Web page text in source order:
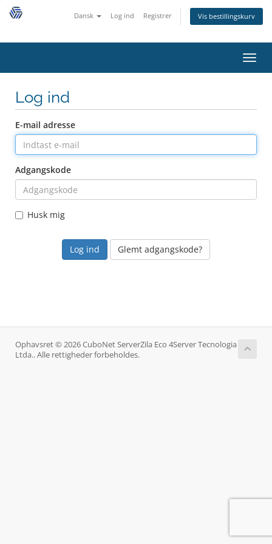
Dansk Log ind Registrer Vis bestillingskurv
Skift
Log ind
E-mail adresse
Adgangskode
Husk mig
Glemt adgangskode?
Ophavsret © 2026 CuboNet ServerZila Eco 4Server Tecnologia
Ltda.. Alle rettigheder forbeholdes.